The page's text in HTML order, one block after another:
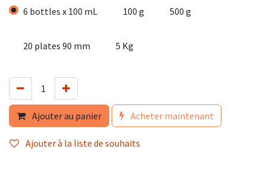
6 bottles x 100 mL 100 g 500 g
20 plates 90 mm 5 Kg
Ajouter au panier Acheter maintenant
Ajouter à la liste de souhaits